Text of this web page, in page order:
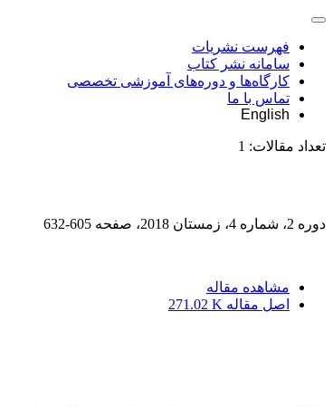
فهرست نشریات
سامانه نشر کتاب
کارگاه‌ها و دوره‌های آموزشی تخصصی
تماس با ما
English
تعداد مقالات: 1
دوره 2، شماره 4، زمستان 2018، صفحه 605-632
مشاهده مقاله
اصل مقاله 271.02 K